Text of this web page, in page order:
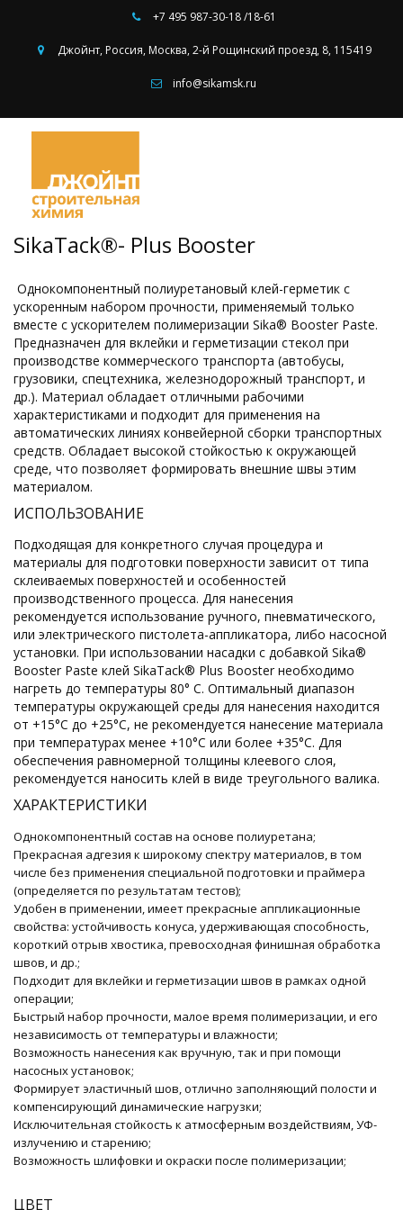
+7 495 987-30-18 /18-61
Джойнт, Россия, Москва,2-й Рощинский проезд, 8, 115419
info@sikamsk.ru
SikaTack®- Plus Booster
Однокомпонентный полиуретановый клей-герметик с
ускоренным набором прочности, применяемый только
вместе с ускорителем полимеризации Sika® Booster Paste.
Предназначен для вклейки и герметизации стекол при
производстве коммерческого транспорта (автобусы,
грузовики, спецтехника, железнодорожный транспорт, и
др.). Материал обладает отличными рабочими
характеристиками и подходит для применения на
автоматических линиях конвейерной сборки транспортных
средств. Обладает высокой стойкостью к окружающей
среде, что позволяет формировать внешние швы этим
материалом.
ИСПОЛЬЗОВАНИЕ
Подходящая для конкретного случая процедура и
материалы для подготовки поверхности зависит от типа
склеиваемых поверхностей и особенностей
производственного процесса. Для нанесения
рекомендуется использование ручного, пневматического,
или электрического пистолета-аппликатора, либо насосной
установки. При использовании насадки с добавкой Sika®
Booster Paste клей SikaTack® Plus Booster необходимо
нагреть до температуры 80° С. Оптимальный диапазон
температуры окружающей среды для нанесения находится
от +15°C до +25°C, не рекомендуется нанесение материала
при температурах менее +10°C или более +35°C. Для
обеспечения равномерной толщины клеевого слоя,
рекомендуется наносить клей в виде треугольного валика.
ХАРАКТЕРИСТИКИ
Однокомпонентный состав на основе полиуретана;
Прекрасная адгезия к широкому спектру материалов, в том
числе без применения специальной подготовки и праймера
(определяется по результатам тестов);
Удобен в применении, имеет прекрасные аппликационные
свойства: устойчивость конуса, удерживающая способность,
короткий отрыв хвостика, превосходная финишная обработка
швов, и др.;
Подходит для вклейки и герметизации швов в рамках одной
операции;
Быстрый набор прочности, малое время полимеризации, и его
независимость от температуры и влажности;
Возможность нанесения как вручную, так и при помощи
насосных установок;
Формирует эластичный шов, отлично заполняющий полости и
компенсирующий динамические нагрузки;
Исключительная стойкость к атмосферным воздействиям, УФ-
излучению и старению;
Возможность шлифовки и окраски после полимеризации;
ЦВЕТ